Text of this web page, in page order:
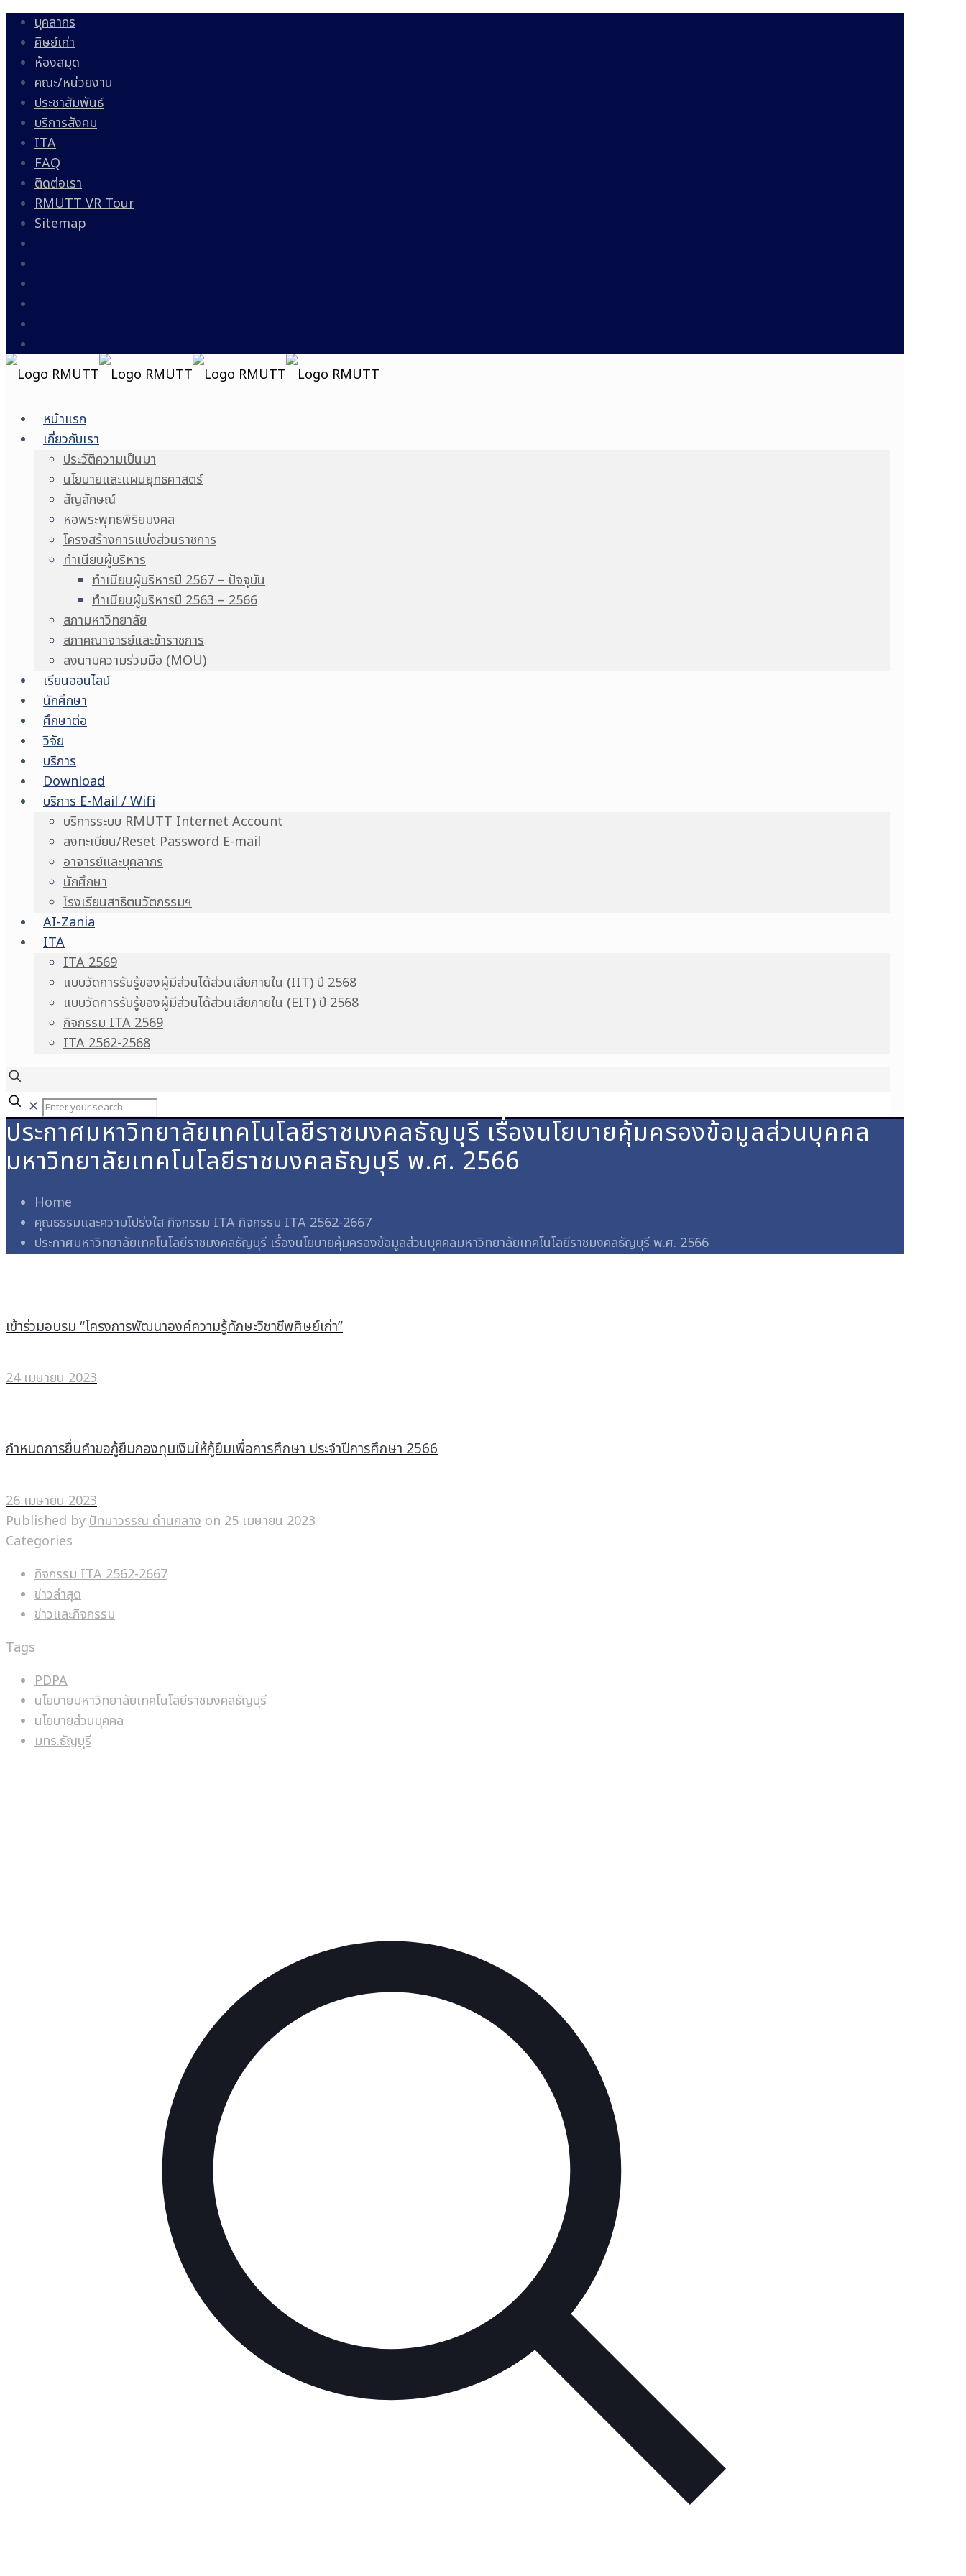
บุคลากร
ศิษย์เก่า
ห้องสมุด
คณะ/หน่วยงาน
ประชาสัมพันธ์
บริการสังคม
ITA
FAQ
ติดต่อเรา
RMUTT VR Tour
Sitemap
หน้าแรก
เกี่ยวกับเรา
ประวัติความเป็นมา
นโยบายและแผนยุทธศาสตร์
สัญลักษณ์
หอพระพุทธพิริยมงคล
โครงสร้างการแบ่งส่วนราชการ
ทำเนียบผู้บริหาร
ทำเนียบผู้บริหารปี 2567 – ปัจจุบัน
ทำเนียบผู้บริหารปี 2563 – 2566
สภามหาวิทยาลัย
สภาคณาจารย์และข้าราชการ
ลงนามความร่วมมือ (MOU)
เรียนออนไลน์
นักศึกษา
ศึกษาต่อ
วิจัย
บริการ
Download
บริการ E-Mail / Wifi
บริการระบบ RMUTT Internet Account
ลงทะเบียน/Reset Password E-mail
อาจารย์และบุคลากร
นักศึกษา
โรงเรียนสาธิตนวัตกรรมฯ
AI-Zania
ITA
ITA 2569
แบบวัดการรับรู้ของผู้มีส่วนได้ส่วนเสียภายใน (IIT) ปี 2568
แบบวัดการรับรู้ของผู้มีส่วนได้ส่วนเสียภายใน (EIT) ปี 2568
กิจกรรม ITA 2569
ITA 2562-2568
✕
ประกาศมหาวิทยาลัยเทคโนโลยีราชมงคลธัญบุรี เรื่องนโยบายคุ้มครองข้อมูลส่วนบุคคล
มหาวิทยาลัยเทคโนโลยีราชมงคลธัญบุรี พ.ศ. 2566
Home
คุณธรรมและความโปร่งใสกิจกรรม ITAกิจกรรม ITA 2562-2667
ประกาศมหาวิทยาลัยเทคโนโลยีราชมงคลธัญบุรี เรื่องนโยบายคุ้มครองข้อมูลส่วนบุคคลมหาวิทยาลัยเทคโนโลยีราชมงคลธัญบุรี พ.ศ. 2566
เข้าร่วมอบรม “โครงการพัฒนาองค์ความรู้ทักษะวิชาชีพศิษย์เก่า”
24 เมษายน 2023
กำหนดการยื่นคำขอกู้ยืมกองทุนเงินให้กู้ยืมเพื่อการศึกษา ประจำปีการศึกษา 2566
26 เมษายน 2023
Published byปัทมาวรรณ ด่านกลาง on 25 เมษายน 2023
Categories
กิจกรรม ITA 2562-2667
ข่าวล่าสุด
ข่าวและกิจกรรม
Tags
PDPA
นโยบายมหาวิทยาลัยเทคโนโลยีราชมงคลธัญบุรี
นโยบายส่วนบุคคล
มทร.ธัญบุรี